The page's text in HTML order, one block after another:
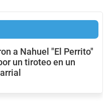
a Nahuel "El Perrito"
un tiroteo en un